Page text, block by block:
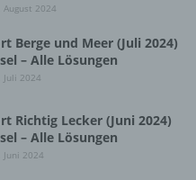
August 2024
Berge und Meer (Juli 2024)
– Alle Lösungen
Juli 2024
Richtig Lecker (Juni 2024)
– Alle Lösungen
Juni 2024
automatisierten
Daten, die
verwendet
persönliche Aspekte,
Person beziehen,
um Aspekte
wirtschaftlicher